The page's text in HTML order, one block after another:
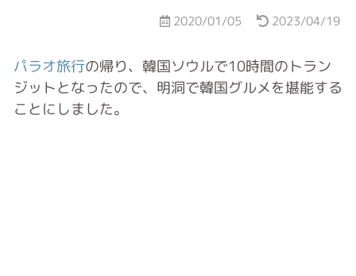
2020/01/05 2023/04/19
パラオ旅行の帰り、韓国ソウルで10時間のトラン
ジットとなったので、明洞で韓国グルメを堪能する
ことにしました。